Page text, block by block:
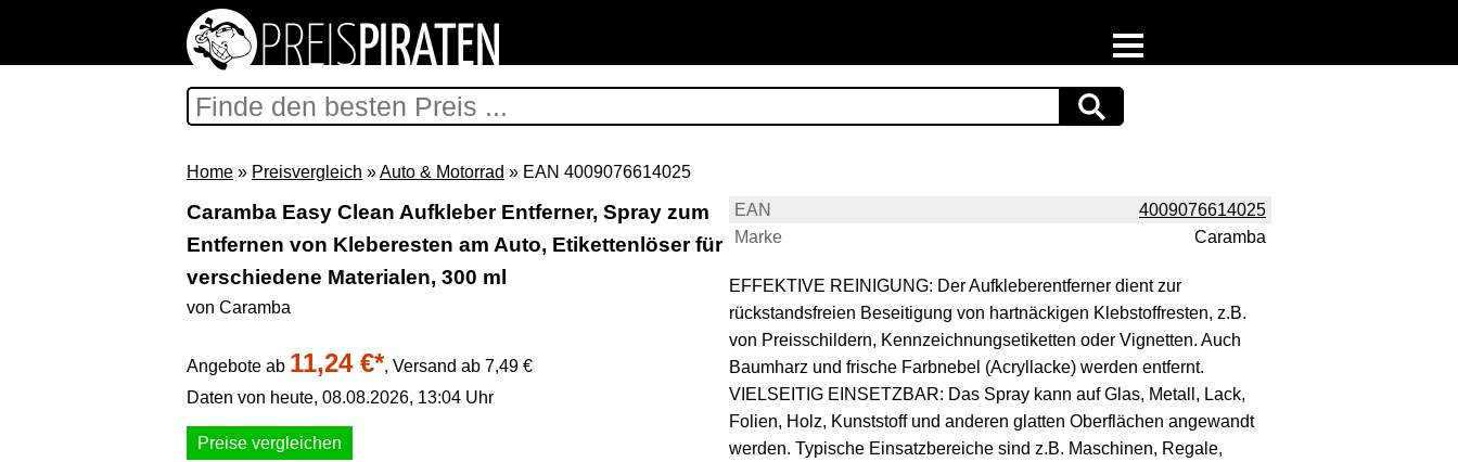
Support & Newsletter
Presse
Datenschutz
Impressum
Home » Preisvergleich »Auto & Motorrad » EAN 4009076614025
Caramba Easy Clean Aufkleber Entferner, Spray zum
Entfernen von Kleberesten am Auto, Etikettenlöser für
verschiedene Materialen, 300 ml
von Caramba
Angebote ab 11,24 €*, Versand ab 7,49 €
Daten von heute, 08.08.2026, 13:04 Uhr
Preise vergleichen
EAN
4009076614025
Marke
Caramba
EFFEKTIVE REINIGUNG: Der Aufkleberentferner dient zur
rückstandsfreien Beseitigung von hartnäckigen Klebstoffresten, z.B.
von Preisschildern, Kennzeichnungsetiketten oder Vignetten. Auch
Baumharz und frische Farbnebel (Acryllacke) werden entfernt.
VIELSEITIG EINSETZBAR: Das Spray kann auf Glas, Metall, Lack,
Folien, Holz, Kunststoff und anderen glatten Oberflächen angewandt
werden. Typische Einsatzbereiche sind z.B. Maschinen, Regale,